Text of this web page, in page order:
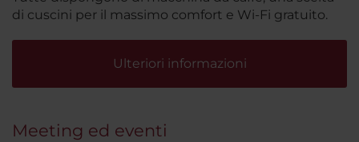
di cuscini per il massimo comfort e Wi-Fi gratuito.
Ulteriori informazioni
Meeting ed eventi